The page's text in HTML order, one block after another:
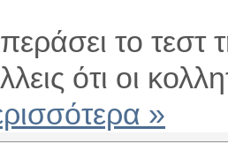
το τεστ
ότι οι
»